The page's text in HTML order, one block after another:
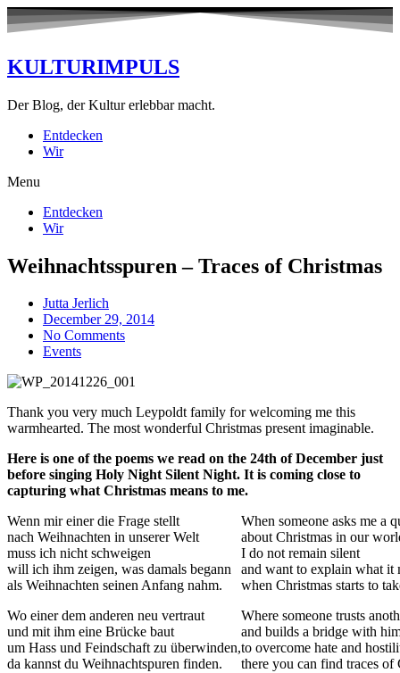
KULTURIMPULS
Der Blog, der Kultur erlebbar macht.
Entdecken
Wir
Menu
Entdecken
Wir
Weihnachtsspuren – Traces of Christmas
Jutta Jerlich
December 29, 2014
No Comments
Events
Thank you very much Leypoldt family for welcoming me this
warmhearted. The most wonderful Christmas present imaginable.
Here is one of the poems we read on the 24th of December just
before singing Holy Night Silent Night. It is coming close to
capturing what Christmas means to me.
Wenn mir einer die Frage stellt
nach Weihnachten in unserer Welt
muss ich nicht schweigen
will ich ihm zeigen, was damals begann
als Weihnachten seinen Anfang nahm.
Wo einer dem anderen neu vertraut
und mit ihm eine Brücke baut
um Hass und Feindschaft zu überwinden,
da kannst du Weihnachtspuren finden.
When someone asks me a
about Christmas in our
I do not remain silent
and want to explain what it
when Christmas starts to
Where someone trusts
and builds a bridge with
to overcome hate and
there you can find traces of